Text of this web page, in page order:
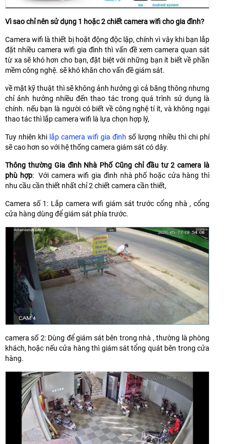
Vì sao chỉ nên sử dụng 1 hoặc 2 chiết camera wifi cho gia đình?
Camera wifi là thiết bị hoặt động độc lập, chính vì vây khi bạn lắp
đặt nhiều camera wifi gia đình thì vấn đề xem camera quan sát
từ xa sẽ khó hơn cho bạn, đặt biệt với những bạn ít biết về phần
mềm công nghệ. sẽ khó khăn cho vấn đề giám sát.
về mặt kỹ thuật thì sẽ không ảnh hưởng gì cả băng thông nhưng
chỉ ảnh hưởng nhiều đến thao tác trong quá trình sử dụng là
chính. nếu bạn là người có biết về công nghệ tí ít, và không ngại
thao tác thì lắp camera wifi là lựa chọn hợp lý,
Tuy nhiên khi lắp camera wifi gia đình số lượng nhiều thì chi phí
sẽ cao hơn so với hệ thống camera giám sát có dây.
Thông thường Gia đình Nhà Phố Cũng chỉ đầu tư 2 camera là
phù hợp: Với camera wifi gia đình nhà phố hoặc cửa hàng thì
nhu cầu cần thiết nhất chỉ 2 chiết camera cần thiết,
Camera số 1: Lắp camera wifi giám sát trước cổng nhà , cổng
cửa hàng dùng để giám sát phía trước.
camera số 2: Dùng để giám sát bên trong nhà , thường là phòng
khách, hoặc nếu cửa hàng thì giám sát tổng quát bên trong cửa
hàng.